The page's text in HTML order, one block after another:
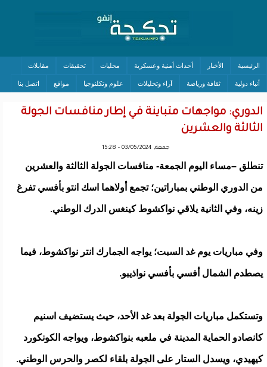
الرئيسية الأخبار أحداث أمنية وعسكرية محليات تحقيقات مقابلات
أنباء دولية ثقافة ورياضة آراء وتحليلات علوم وتكلنوجيا مواقع اتصل بنا
الدوري: مواجهات متباينة في إطار منافسات الجولة
الثالثة والعشرين
جمعة, 03/05/2024 - 15:28
تنطلق –مساء اليوم الجمعة- منافسات الجولة الثالثة والعشرين
من الدوري الوطني بمباراتين؛ تجمع أولاهما اسك انتو بأفسي تفرغ
زينه، وفي الثانية يلاقي نواكشوط كينغس الدرك الوطني.
وفي مباريات يوم غد السبت؛ يواجه الجمارك انتر نواكشوط، فيما
يصطدم الشمال أفسي بأفسي نواذيبو.
وتستكمل مباريات الجولة بعد غد الأحد، حيث يستضيف اسنيم
كانصادو الحماية المدينة في ملعبه بنواكشوط، ويواجه الكونكورد
كيهيدي، ويسدل الستار على الجولة بلقاء لكصر والحرس الوطني.